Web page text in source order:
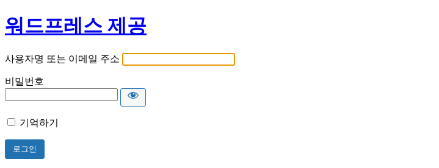
워드프레스 제공
사용자명 또는 이메일 주소
비밀번호
기억하기